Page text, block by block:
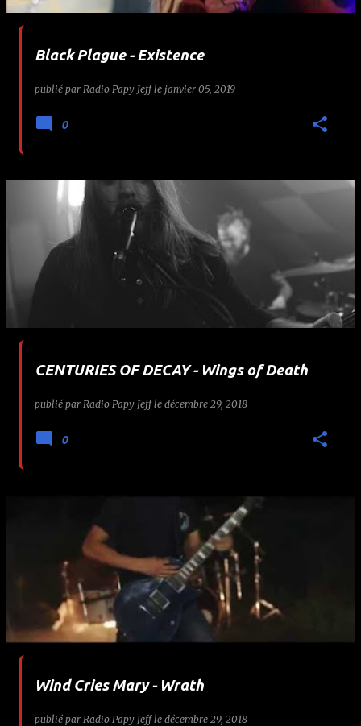
Black Plague - Existence
publié par Radio Papy Jeff le janvier 05, 2019
0
CENTURIES OF DECAY - Wings of Death
publié par Radio Papy Jeff le décembre 29, 2018
0
Wind Cries Mary - Wrath
publié par Radio Papy Jeff le décembre 29, 2018